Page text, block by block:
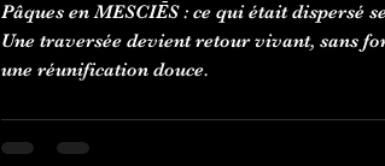
Pâques en MESCIĒS : ce qui était dispersé
Une traversée devient retour vivant, sans
une réunification douce.